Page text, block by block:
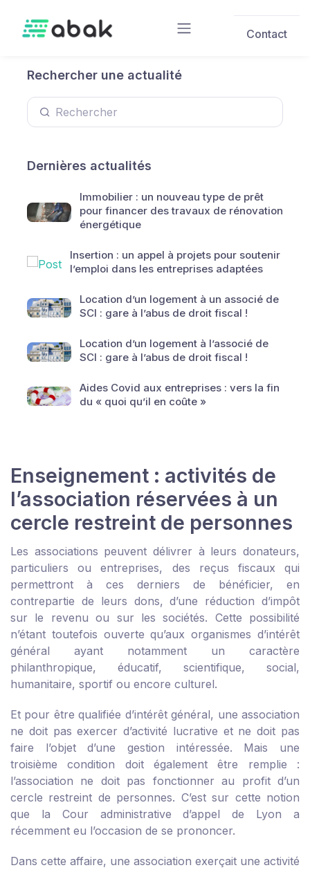
Contact
Rechercher une actualité
Dernières actualités
Immobilier : un nouveau type de prêt
pour financer des travaux de rénovation
énergétique
Insertion : un appel à projets pour soutenir
l’emploi dans les entreprises adaptées
Location d’un logement à un associé de
SCI : gare à l’abus de droit fiscal !
Location d’un logement à l’associé de
SCI : gare à l’abus de droit fiscal !
Aides Covid aux entreprises : vers la fin
du « quoi qu’il en coûte »
Enseignement : activités de
l’association réservées à un
cercle restreint de personnes
Les associations peuvent délivrer à leurs donateurs,
particuliers ou entreprises, des reçus fiscaux qui
permettront à ces derniers de bénéficier, en
contrepartie de leurs dons, d’une réduction d’impôt
sur le revenu ou sur les sociétés. Cette possibilité
n’étant toutefois ouverte qu’aux organismes d’intérêt
général ayant notamment un caractère
philanthropique, éducatif, scientifique, social,
humanitaire, sportif ou encore culturel.
Et pour être qualifiée d’intérêt général, une association
ne doit pas exercer d’activité lucrative et ne doit pas
faire l’objet d’une gestion intéressée. Mais une
troisième condition doit également être remplie :
l’association ne doit pas fonctionner au profit d’un
cercle restreint de personnes. C’est sur cette notion
que la Cour administrative d’appel de Lyon a
récemment eu l’occasion de se prononcer.
Dans cette affaire, une association exerçait une activité